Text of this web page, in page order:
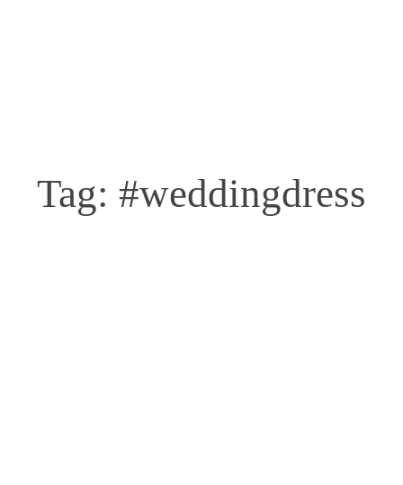
Tag: #weddingdress